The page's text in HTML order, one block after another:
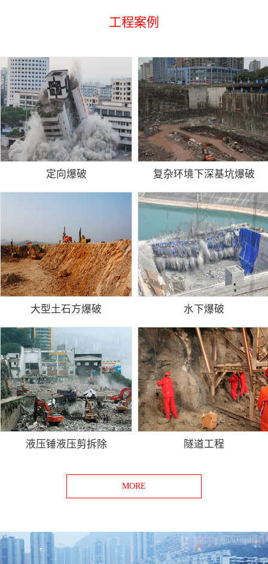
工程案例
定向爆破 复杂环境下深基坑爆破
大型土石方爆破 水下爆破
液压锤液压剪拆除 隧道工程
MORE